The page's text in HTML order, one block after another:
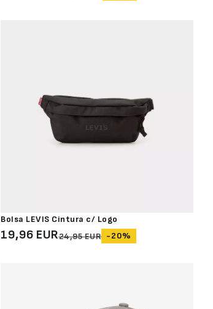
Bolsa LEVIS Cintura c/ Logo
19,96 EUR24,95 EUR -20%